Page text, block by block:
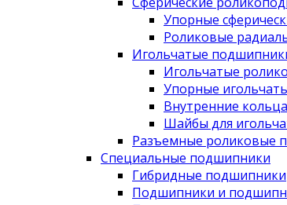
Упорные
Роликовые
Игольчатые
Игольчатые
Упорные
Внутренние
Шайбы для
Разъемные роликовые
Специальные подшипники
Гибридные подшипники
Подшипники и